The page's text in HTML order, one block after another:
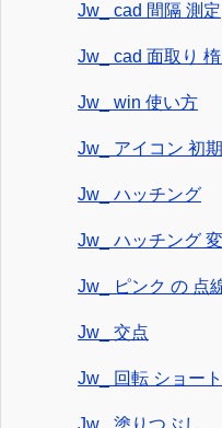
Jw_ cad 間隔 測定
Jw_ cad 面取り 楕
Jw_ win 使い方
Jw_ アイコン 初
Jw_ ハッチング
Jw_ ハッチング
Jw_ ピンク の 点
Jw_ 交点
Jw_ 回転 ショー